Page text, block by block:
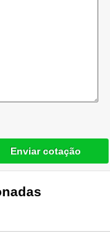
Enviar cotação